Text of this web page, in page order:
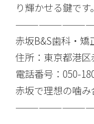
り輝かせる鍵です。
赤坂B&S歯科・矯
住所：東京都港
電話番号：050-
赤坂で理想の噛